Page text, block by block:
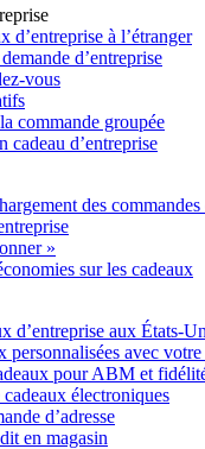
d’entreprise à l’étranger
d’entreprise
vous
commande groupée
cadeau d’entreprise
des commandes
»
sur les cadeaux
d’entreprise aux États-
personnalisées avec
pour ABM et
électroniques
d’adresse
en magasin